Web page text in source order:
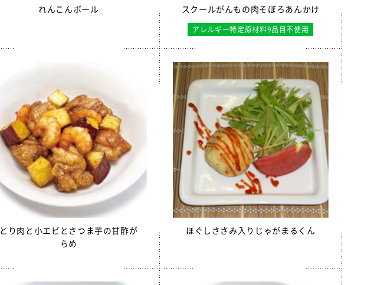
れんこんボール スクールがんもの肉そぼろあんかけ
アレルギー特定原材料9品目不使用
とり肉と小エビとさつま芋の甘酢が
らめ
ほぐしささみ入りじゃがまるくん